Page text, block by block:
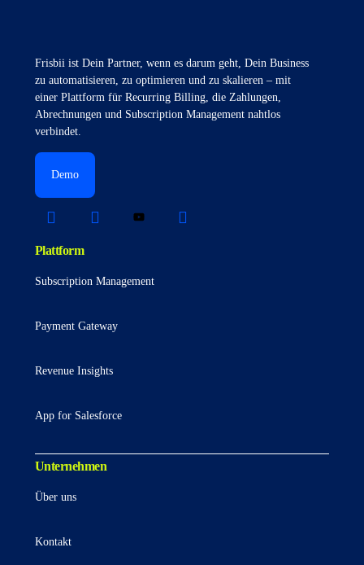
Frisbii ist Dein Partner, wenn es darum geht, Dein Business
zu automatisieren, zu optimieren und zu skalieren – mit
einer Plattform für Recurring Billing, die Zahlungen,
Abrechnungen und Subscription Management nahtlos
verbindet.
Demo
Plattform
Subscription Management
Payment Gateway
Revenue Insights
App for Salesforce
Unternehmen
Über uns
Kontakt